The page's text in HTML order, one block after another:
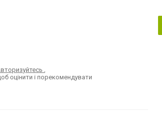
,
оцінити і порекомендувати